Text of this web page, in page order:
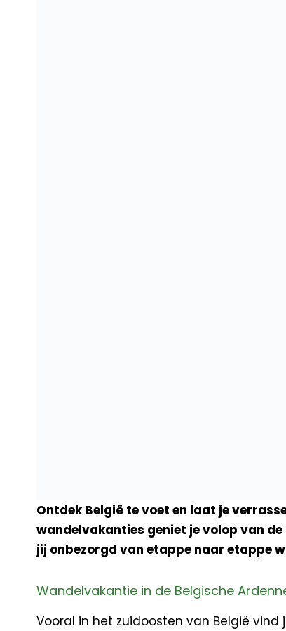
Ontdek België te voet en laat je
wandelvakanties geniet je volop van
jij onbezorgd van etappe naar etappe
Wandelvakantie in de Belgische
Vooral in het zuidoosten van België